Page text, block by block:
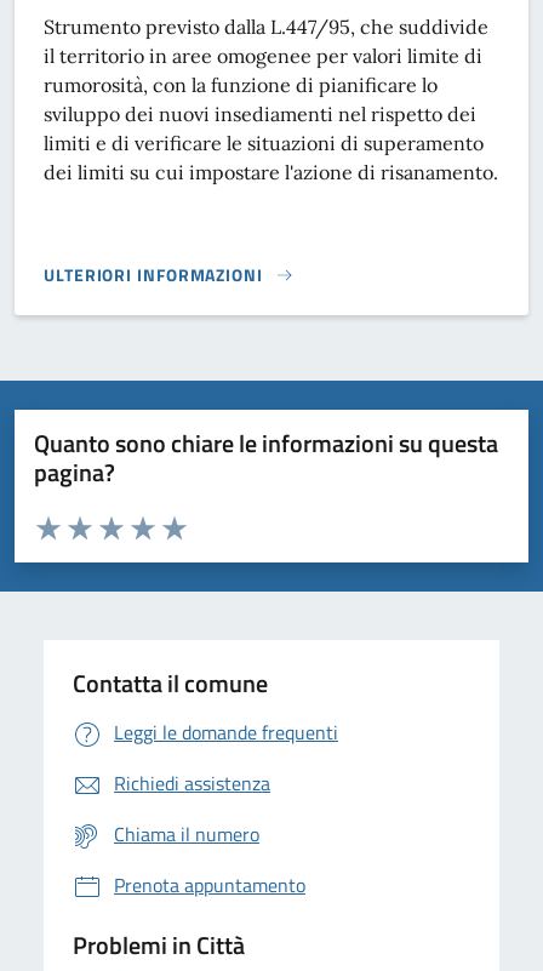
Strumento previsto dalla L.447/95, che suddivide
il territorio in aree omogenee per valori limite di
rumorosità, con la funzione di pianificare lo
sviluppo dei nuovi insediamenti nel rispetto dei
limiti e di verificare le situazioni di superamento
dei limiti su cui impostare l'azione di risanamento.
ULTERIORI INFORMAZIONI
PIANO COMUNALE DI CLASSIFICAZIONE ACUSTICA (PCCA)}
Quanto sono chiare le informazioni su questa
pagina?
Domanda
Valuta da 1 a 5 stelle la pagina
Valuta 5 stelle su 5
Valuta 4 stelle su 5
Valuta 3 stelle su 5
Valuta 2 stelle su 5
Valuta 1 stelle su 5
Contatta il comune
Leggi le domande frequenti
Richiedi assistenza
Chiama il numero
Prenota appuntamento
Problemi in Città